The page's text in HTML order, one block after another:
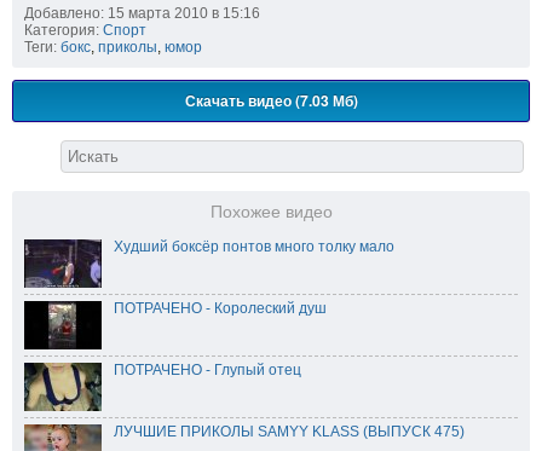
Добавлено: 15 марта 2010 в 15:16
Категория: Спорт
Теги: бокс приколы юмор
Скачать видео (7.03 Мб)
Похожее видео
Худший боксёр понтов много толку мало
ПОТРАЧЕНО - Королеский душ
ПОТРАЧЕНО - Глупый отец
ЛУЧШИЕ ПРИКОЛЫ SAMYY KLASS (ВЫПУСК 475)